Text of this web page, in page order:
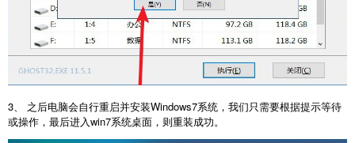
3、 之后电脑会自行重启并安装Windows7系统，我们只需要根据提示等待
或操作，最后进入win7系统桌面，则重装成功。